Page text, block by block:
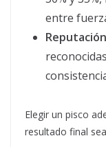
entre
Elegir un pisco
resultado final